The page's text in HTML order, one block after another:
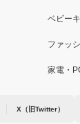
ベビー
ファッ
家電・
X（旧Twitter）